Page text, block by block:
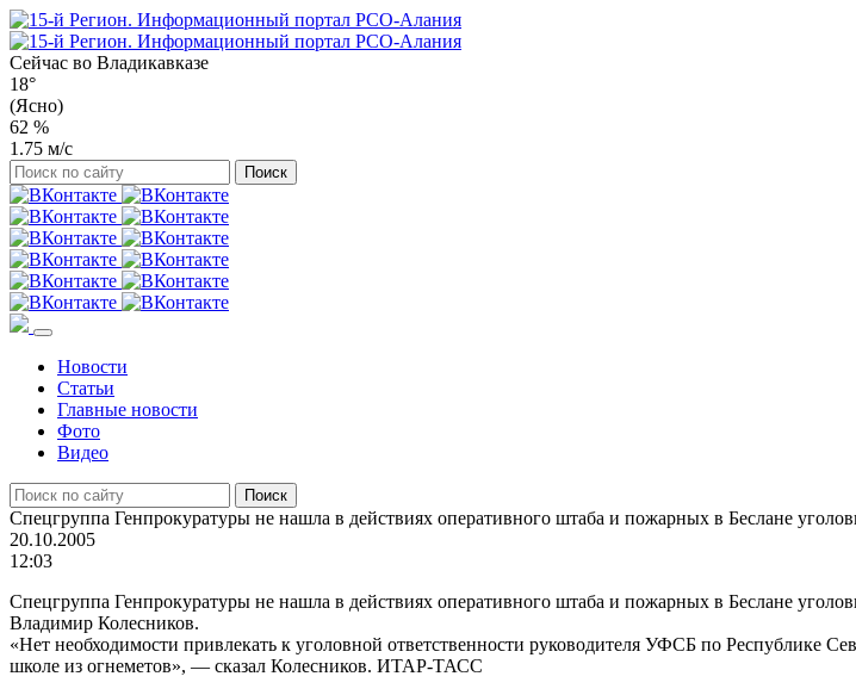
Сейчас во Владикавказе
18°
(Ясно)
62 %
1.75 м/с
Новости
Статьи
Главные новости
Фото
Видео
Спецгруппа Генпрокуратуры не нашла в действиях оперативного штаба и пожарных в Беслане
20.10.2005
12:03
Спецгруппа Генпрокуратуры не нашла в действиях оперативного штаба и пожарных в Беслане
Владимир Колесников.
«Нет необходимости привлекать к уголовной ответственности руководителя УФСБ по Республике
школе из огнеметов», — сказал Колесников. ИТАР-ТАСС